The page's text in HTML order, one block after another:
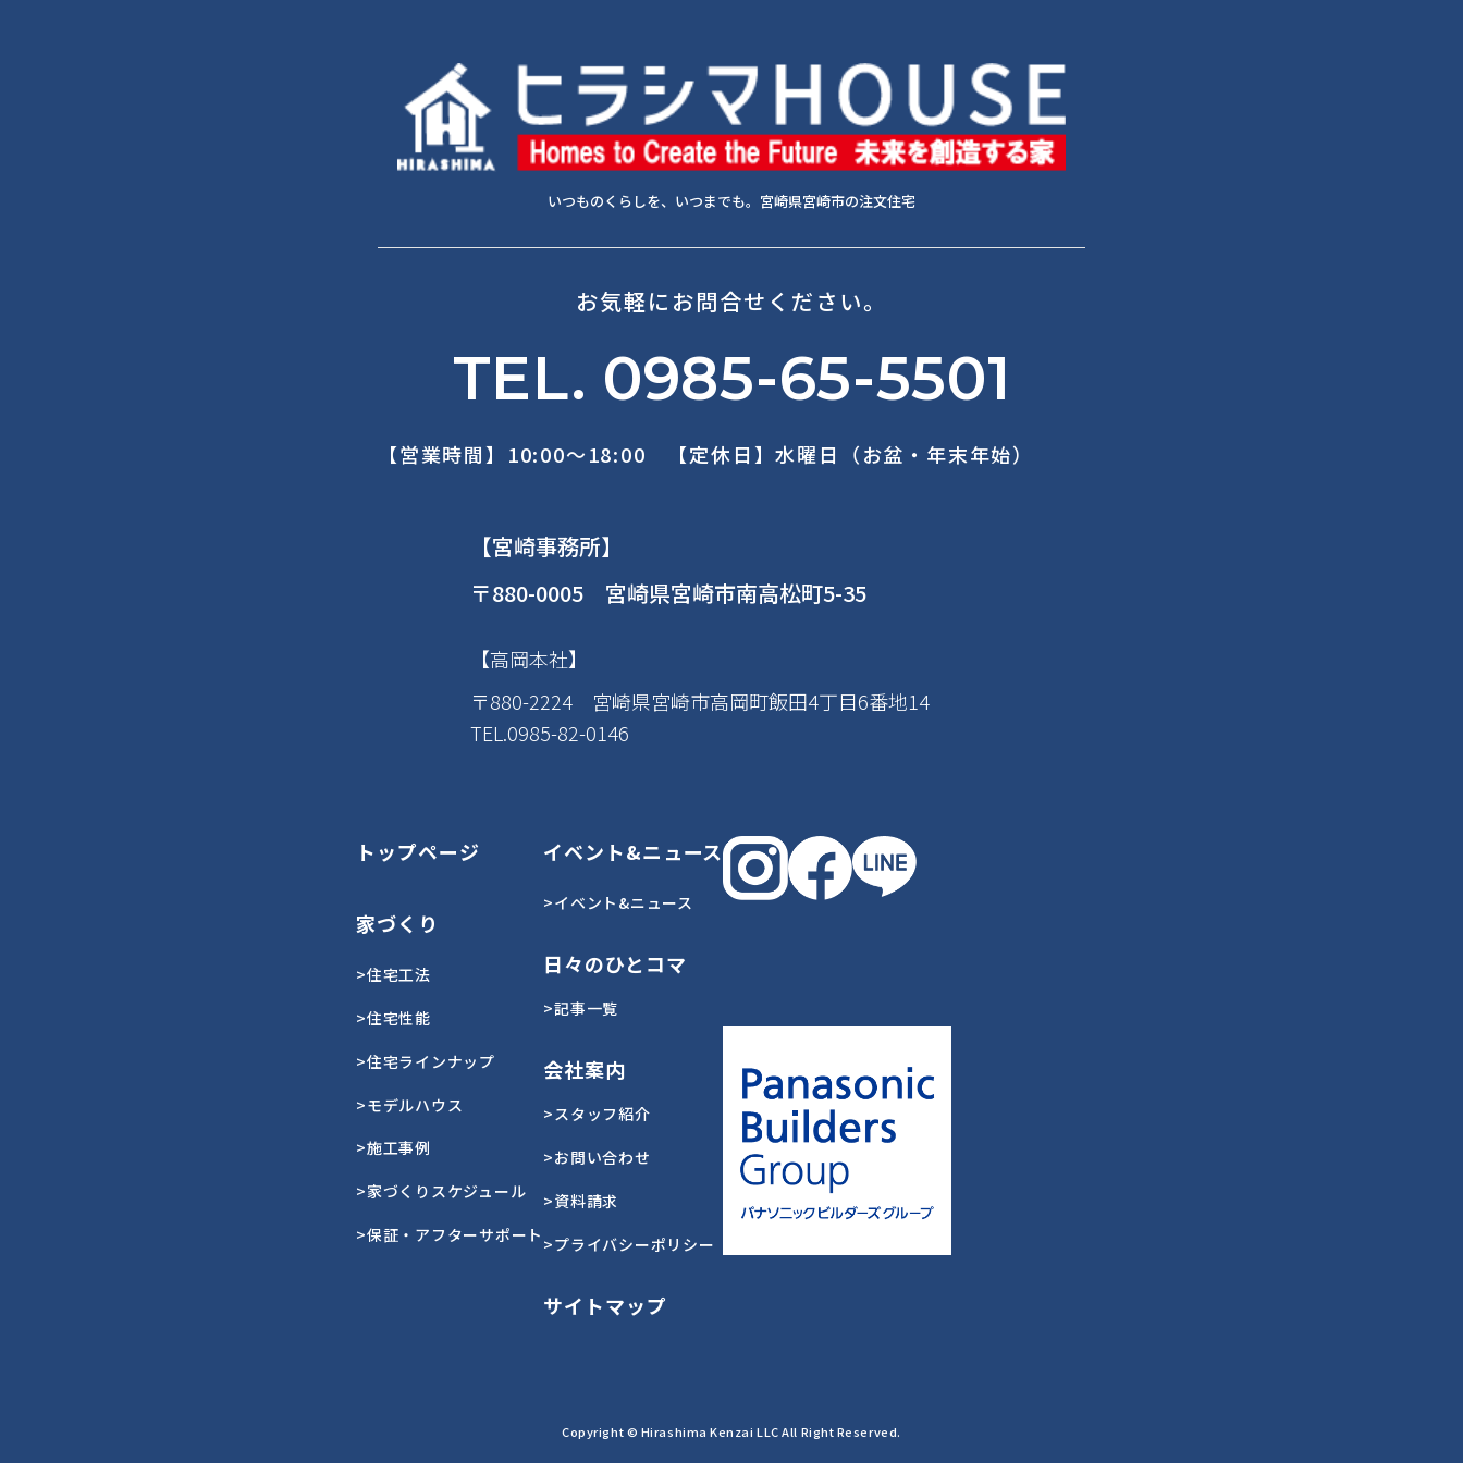
いつものくらしを、いつまでも。宮崎県宮崎市の注文住宅
お気軽にお問合せください。
TEL. 0985-65-5501
【営業時間】10:00～18:00 【定休日】水曜日（お盆・年末年始）
【宮崎事務所】
〒880-0005 宮崎県宮崎市南高松町5-35
【高岡本社】
〒880-2224 宮崎県宮崎市高岡町飯田4丁目6番地14
TEL.0985-82-0146
トップページ
家づくり
>住宅工法
>住宅性能
>住宅ラインナップ
>モデルハウス
>施工事例
>家づくりスケジュール
>保証・アフターサポート
イベント&ニュース
>イベント&ニュース
日々のひとコマ
>記事一覧
会社案内
>スタッフ紹介
>お問い合わせ
>資料請求
>プライバシーポリシー
サイトマップ
Copyright © Hirashima Kenzai LLC All Right Reserved.